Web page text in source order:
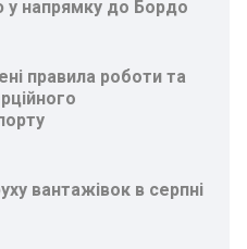
у напрямку до Бордо
правила роботи та
вантажівок в серпні